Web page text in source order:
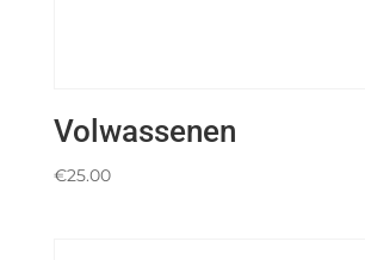
Volwassenen
€25.00